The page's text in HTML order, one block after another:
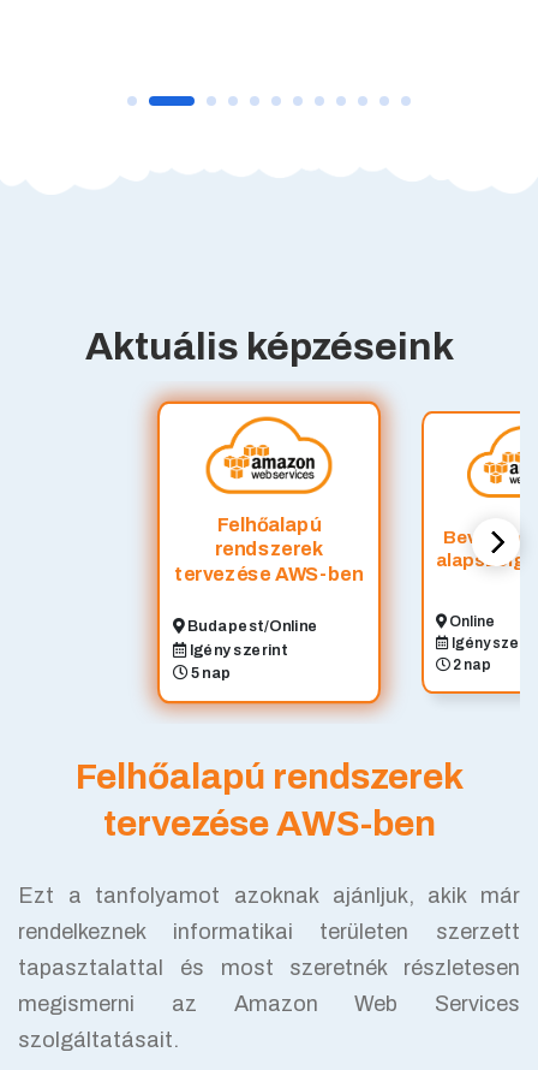
Aktuális képzéseink
Felhőalapú
rendszerek
tervezése AWS-ben
Budapest/Online
Igény szerint
5 nap
Online
Igény
2 nap
Felhőalapú rendszerek
tervezése AWS-ben
Ezt a tanfolyamot azoknak ajánljuk, akik már
rendelkeznek informatikai területen szerzett
tapasztalattal és most szeretnék részletesen
megismerni az Amazon Web Services
szolgáltatásait.